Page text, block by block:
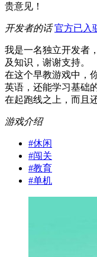
贵意见！
开发者的话 官方已入
我是一名独立开发者
及知识，谢谢支持。
在这个早教游戏中，
英语，还能学习基础
在起跑线之上，而且
游戏介绍
#休闲
#闯关
#教育
#单机